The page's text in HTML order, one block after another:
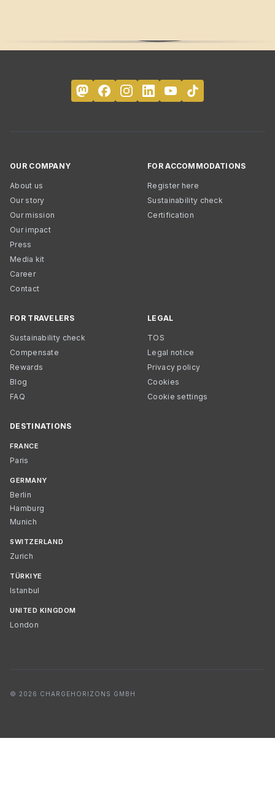
OUR COMPANY
About us
Our story
Our mission
Our impact
Press
Media kit
Career
Contact
FOR ACCOMMODATIONS
Register here
Sustainability check
Certification
FOR TRAVELERS
Sustainability check
Compensate
Rewards
Blog
FAQ
LEGAL
TOS
Legal notice
Privacy policy
Cookies
Cookie settings
DESTINATIONS
FRANCE
Paris
GERMANY
Berlin
Hamburg
Munich
SWITZERLAND
Zurich
TÜRKIYE
Istanbul
UNITED KINGDOM
London
© 2026 CHARGEHORIZONS GMBH